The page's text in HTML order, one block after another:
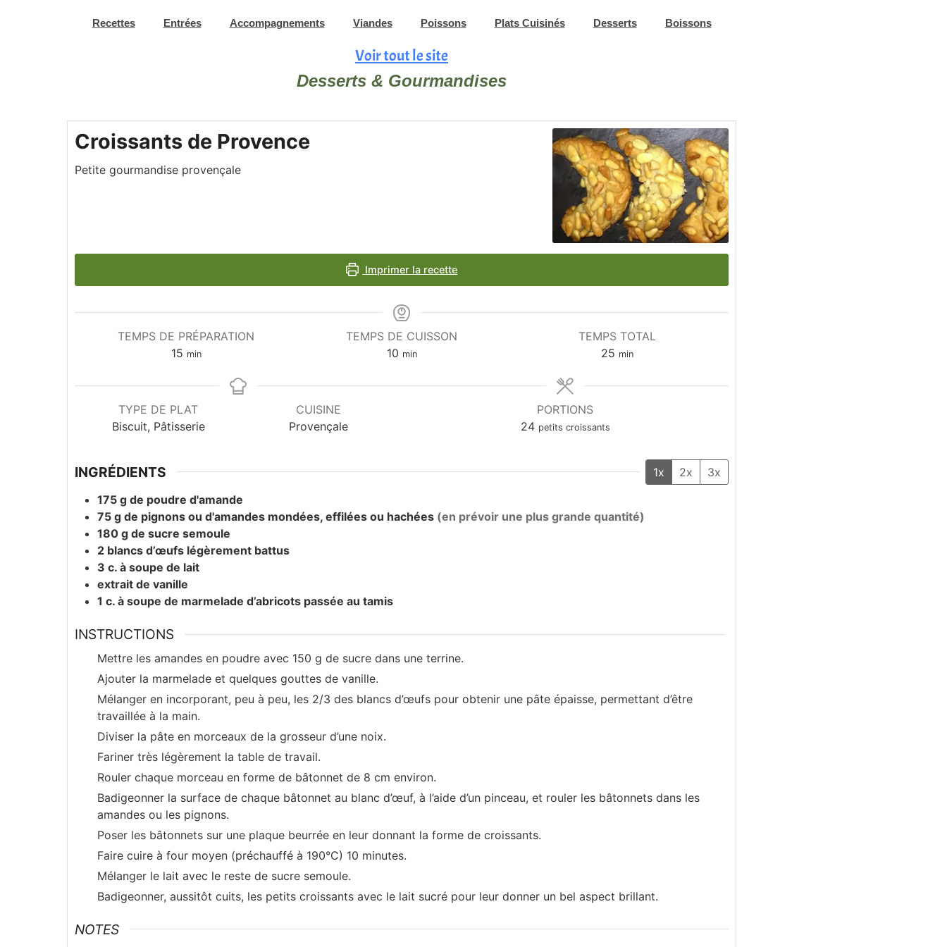
Recettes Entrées Accompagnements Viandes Poissons Plats Cuisinés Desserts Boissons
Voir tout le site
Desserts & Gourmandises
Croissants de Provence
Petite gourmandise provençale
Imprimer la recette
TEMPS DE PRÉPARATION
15 min
TEMPS DE CUISSON
10 min
TEMPS TOTAL
25 min
TYPE DE PLAT
Biscuit, Pâtisserie
CUISINE
Provençale
PORTIONS
24 petits croissants
INGRÉDIENTS 1x 2x
3x
175 g de poudre d'amande
75 g de pignons ou d'amandes mondées, effilées ou hachées (en prévoir une plus grande quantité)
180 g de sucre semoule
2 blancs d’œufs légèrement battus
3 c. à soupe de lait
extrait de vanille
1 c. à soupe de marmelade d’abricots passée au tamis
INSTRUCTIONS
Mettre les amandes en poudre avec 150 g de sucre dans une terrine.
Ajouter la marmelade et quelques gouttes de vanille.
Mélanger en incorporant, peu à peu, les 2/3 des blancs d’œufs pour obtenir une pâte épaisse, permettant d’être
travaillée à la main.
Diviser la pâte en morceaux de la grosseur d’une noix.
Fariner très légèrement la table de travail.
Rouler chaque morceau en forme de bâtonnet de 8 cm environ.
Badigeonner la surface de chaque bâtonnet au blanc d’œuf, à l’aide d’un pinceau, et rouler les bâtonnets dans les
amandes ou les pignons.
Poser les bâtonnets sur une plaque beurrée en leur donnant la forme de croissants.
Faire cuire à four moyen (préchauffé à 190°C) 10 minutes.
Mélanger le lait avec le reste de sucre semoule.
Badigeonner, aussitôt cuits, les petits croissants avec le lait sucré pour leur donner un bel aspect brillant.
NOTES